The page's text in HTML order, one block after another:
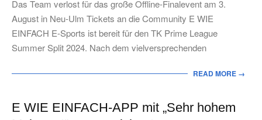
Das Team verlost für das große Offline-Finalevent am 3.
August in Neu-Ulm Tickets an die Community E WIE
EINFACH E-Sports ist bereit für den TK Prime League
Summer Split 2024. Nach dem vielversprechenden
READ MORE →
E WIE EINFACH-APP mit „Sehr hohem